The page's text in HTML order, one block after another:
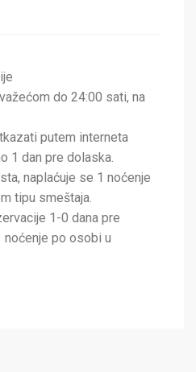
do 24:00 sati, na
putem interneta
1 dan pre dolaska.
naplaćuje se 1 noćenje
tipu smeštaja.
1-0 dana pre
noćenje po osobi u